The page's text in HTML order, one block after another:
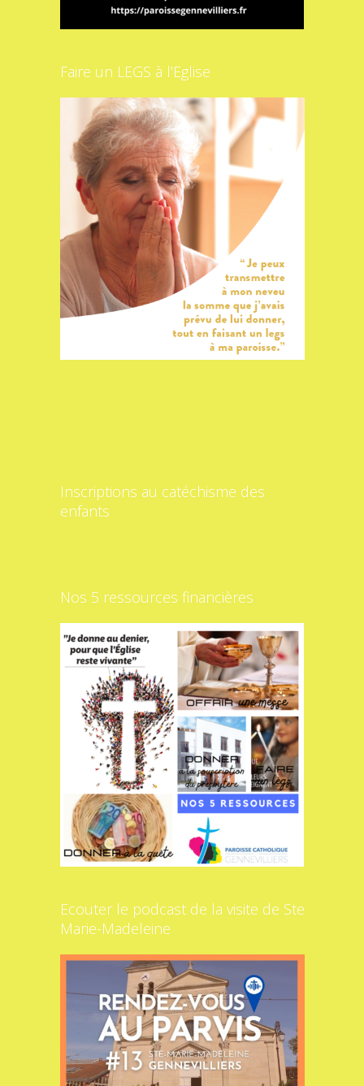
Faire un LEGS à l’Eglise
Inscriptions au catéchisme des
enfants
Nos 5 ressources financières
Ecouter le podcast de la visite de Ste
Marie-Madeleine